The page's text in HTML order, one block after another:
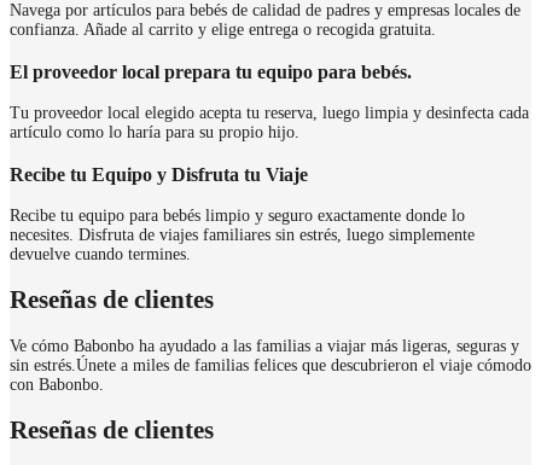
Navega por artículos para bebés de calidad de padres y empresas locales de
confianza. Añade al carrito y elige entrega o recogida gratuita.
El proveedor local prepara tu equipo para bebés.
Tu proveedor local elegido acepta tu reserva, luego limpia y desinfecta cada
artículo como lo haría para su propio hijo.
Recibe tu Equipo y Disfruta tu Viaje
Recibe tu equipo para bebés limpio y seguro exactamente donde lo
necesites. Disfruta de viajes familiares sin estrés, luego simplemente
devuelve cuando termines.
Reseñas de clientes
Ve cómo Babonbo ha ayudado a las familias a viajar más ligeras, seguras y
sin estrés. Únete a miles de familias felices que descubrieron el viaje cómodo
con Babonbo.
Reseñas de clientes